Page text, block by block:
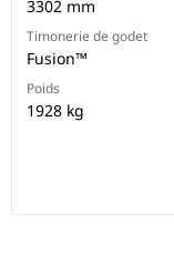
3302 mm
Timonerie de godet
Fusion™
Poids
1928 kg